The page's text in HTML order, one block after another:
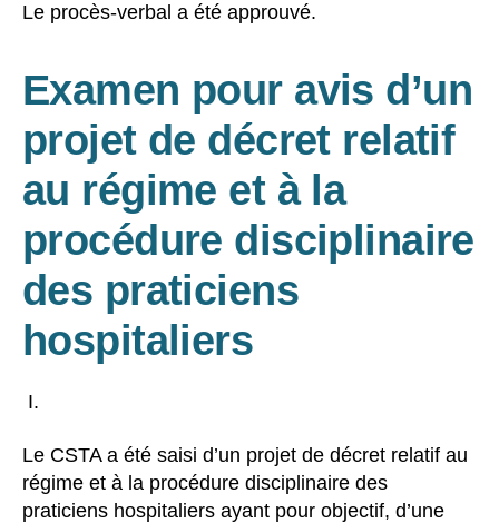
Le procès-verbal a été approuvé.
Examen pour avis d’un
projet de décret relatif
au régime et à la
procédure disciplinaire
des praticiens
hospitaliers
Le CSTA a été saisi d’un projet de décret relatif au
régime et à la procédure disciplinaire des
praticiens hospitaliers ayant pour objectif, d’une